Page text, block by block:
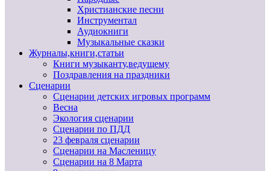
Христианские песни
Инструментал
Аудиокниги
Музыкальные сказки
Журналы,книги,статьи
Книги музыканту,ведущему
Поздравления на праздники
Сценарии
Сценарии детских игровых программ
Весна
Экология сценарии
Сценарии по ПДД
23 февраля сценарии
Сценарии на Масленицу
Сценарии на 8 Марта